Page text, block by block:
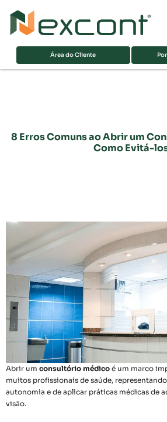
Área do Cliente
8 Erros Comuns ao Abrir um
Como Evitá-
Abrir um consultório médico é um marco
muitos profissionais de saúde,
autonomia e de aplicar práticas médicas de
visão.